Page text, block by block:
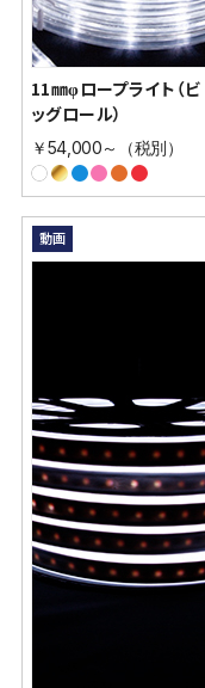
11㎜φロープライト（ビ
ッグロール）
￥54,000～（税別）
動画